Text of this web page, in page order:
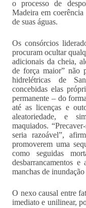
o processo de
Madeira em
de suas águas.
Os consórcios
procuram ocultar
adicionais da cheia,
de força maior” não
hidrelétricas de
concebidas elas
permanente – do
até as licenças e
aleatoriedade, e
maquiados.
seria razoável”,
promoverem uma
como seguidas
desbarrancamentos
manchas de
O nexo causal entre
imediato e unilinear,